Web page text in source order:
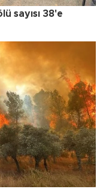
sayısı 38'e